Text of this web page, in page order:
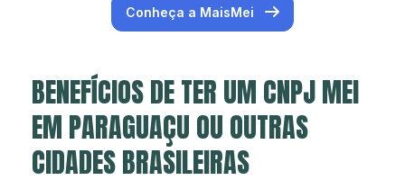
Conheça a MaisMei
BENEFÍCIOS DE TER UM CNPJ MEI
EM PARAGUAÇU OU OUTRAS
CIDADES BRASILEIRAS